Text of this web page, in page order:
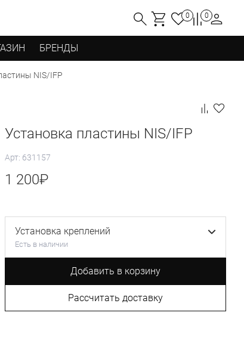
0 0
БРЕНДЫ
NIS/IFP
Установка пластины NIS/IFP
Арт: 631157
1 200₽
Установка креплений
Есть в наличии
Добавить в корзину
Рассчитать доставку